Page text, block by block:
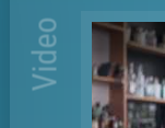
Video